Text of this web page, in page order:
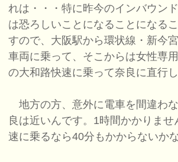
れは・・・特に昨今のインバウン
は恐ろしいことになることになる
すので、大阪駅から環状線・新今
車両に乗って、そこからは女性専
の大和路快速に乗って奈良に直行し
地方の方、意外に電車を間違わ
良は近いんです。1時間かかりま
速に乗るなら40分もかからないかな